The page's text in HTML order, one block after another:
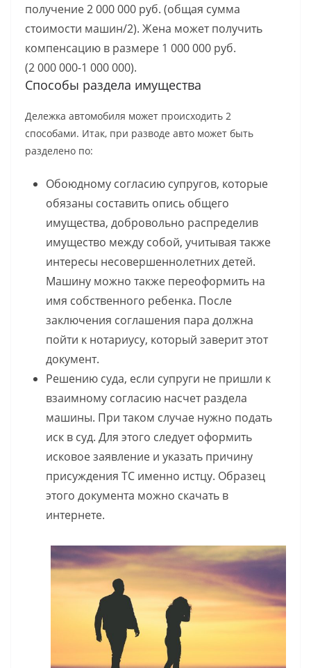
получение 2 000 000 руб. (общая сумма
стоимости машин/2). Жена может получить
компенсацию в размере 1 000 000 руб.
(2 000 000-1 000 000).
Способы раздела имущества
Дележка автомобиля может происходить 2
способами. Итак, при разводе авто может быть
разделено по:
Обоюдному согласию супругов, которые
обязаны составить опись общего
имущества, добровольно распределив
имущество между собой, учитывая также
интересы несовершеннолетних детей.
Машину можно также переоформить на
имя собственного ребенка. После
заключения соглашения пара должна
пойти к нотариусу, который заверит этот
документ.
Решению суда, если супруги не пришли к
взаимному согласию насчет раздела
машины. При таком случае нужно подать
иск в суд. Для этого следует оформить
исковое заявление и указать причину
присуждения ТС именно истцу. Образец
этого документа можно скачать в
интернете.